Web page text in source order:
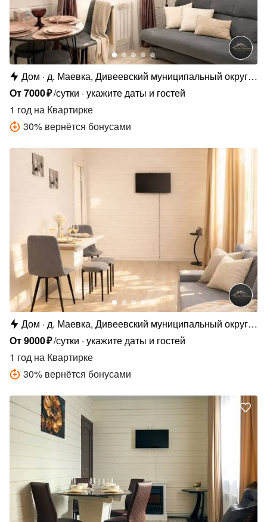
Дом д. Маевка, Дивеевский муниципальный округ,
д. Маевка, Родниковая ул., 35
От7000₽/сутки укажите даты и гостей
1 год на Квартирке
30% вернётся бонусами
Дом д. Маевка, Дивеевский муниципальный округ,
д. Маевка, Родниковая ул., 35
От9000₽/сутки укажите даты и гостей
1 год на Квартирке
30% вернётся бонусами